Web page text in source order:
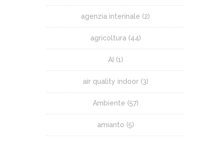
agenzia interinale (2)
agricoltura (44)
AI (1)
air quality indoor(3)
Ambiente (57)
amianto (5)